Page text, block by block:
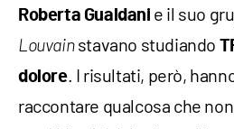
Roberta Gualdani e il suo
Louvainstavano studiando
dolore. I risultati, però,
raccontare qualcosa che